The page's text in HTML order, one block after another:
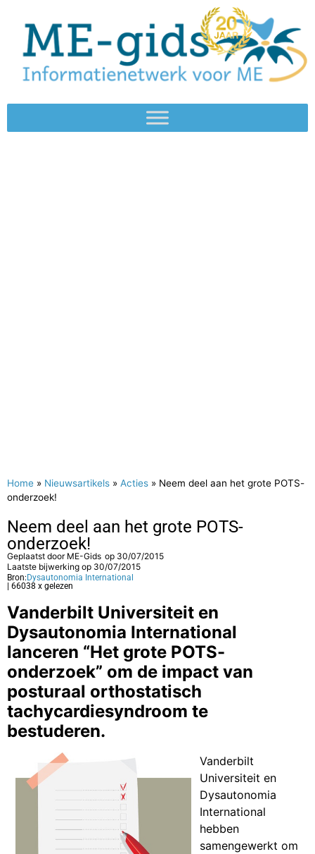
Home » Nieuwsartikels » Acties » Neem deel aan het grote POTS-
onderzoek!
Neem deel aan het grote POTS-
onderzoek!
Geplaatst door ME-Gids op 30/07/2015
Laatste bijwerking op 30/07/2015
Bron: Dysautonomia International
| 66038 x gelezen
Vanderbilt Universiteit en
Dysautonomia International
lanceren “Het grote POTS-
onderzoek” om de impact van
posturaal orthostatisch
tachycardiesyndroom te
bestuderen.
Vanderbilt
Universiteit en
Dysautonomia
International
hebben
samengewerkt om